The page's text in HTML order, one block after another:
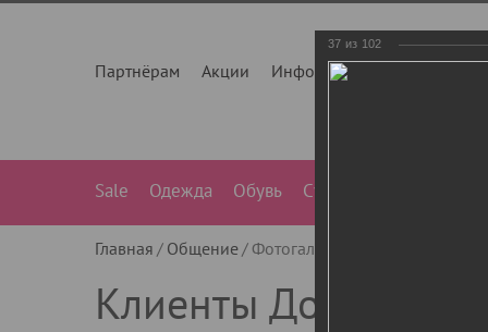
Партнёрам Акции Инфо О нас
Sale Одежда Обувь Сумки
Главная Общение Фотогалерея
Клиенты Дог Бутик
37 из 102